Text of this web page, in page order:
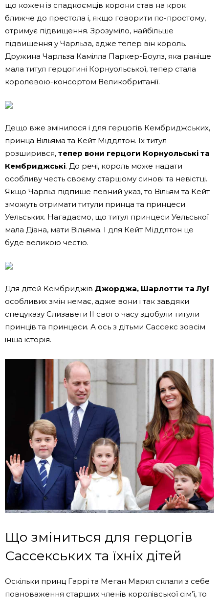
що кожен із спадкоємців корони став на крок
ближче до престола і, якщо говорити по-простому,
отримує підвищення. Зрозуміло, найбільше
підвищення у Чарльза, адже тепер він король.
Дружина Чарльза Камілла Паркер-Боулз, яка раніше
мала титул герцогині Корнуольської, тепер стала
королевою-консортом Великобританії.
Дещо вже змінилося і для герцогів Кембриджських,
принца Вільяма та Кейт Міддлтон. Їх титул
розширився, тепер вони герцоги Корнуольські та
Кембриджські. До речі, король може надати
особливу честь своєму старшому синові та невістці.
Якщо Чарльз підпише певний указ, то Вільям та Кейт
зможуть отримати титули принца та принцеси
Уельських. Нагадаємо, що титул принцеси Уельської
мала Діана, мати Вільяма. І для Кейт Міддлтон це
буде великою честю.
Для дітей Кембриджів Джорджа, Шарлотти та Луї
особливих змін немає, адже вони і так завдяки
спецуказу Єлизавети II свого часу здобули титули
принців та принцеси. А ось з дітьми Сассекс зовсім
інша історія.
Що зміниться для герцогів
Сассекських та їхніх дітей
Оскільки принц Гаррі та Меган Маркл склали з себе
повноваження старших членів королівської сім’ї, то